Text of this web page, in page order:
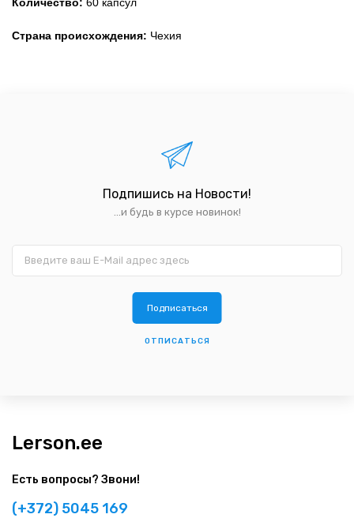
Страна происхождения: Чехия
Подпишись на Новости!
...и будь в курсе новинок!
ОТПИСАТЬСЯ
Lerson.ee
Есть вопросы? Звони!
(+372) 5045 169